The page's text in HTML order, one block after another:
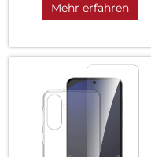
Mehr erfahren